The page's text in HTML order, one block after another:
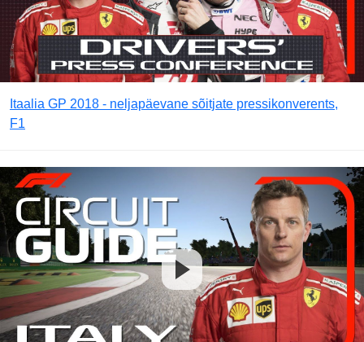
Itaalia GP 2018 - neljapäevane sõitjate pressikonverents,
F1